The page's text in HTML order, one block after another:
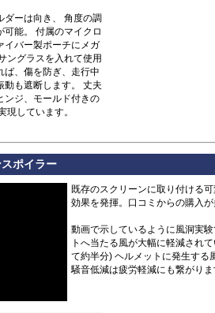
ダーは向き、 角度の調
可能。 付属のマイクロ
イバー製ポーチにメガ
ングラスを入れて使用
ば、傷を防ぎ、走行中
動も遮断します。 丈夫
ンジ、モールド付きの
現しています。
ポイラー
既存のスクリーンに取り付ける
効果を発揮。口コミからの購入
動画で示しているように風洞実
トへ当たる風が大幅に軽減され
て約半分) ヘルメットに発生する
騒音低減は疲労軽減にも繋がり